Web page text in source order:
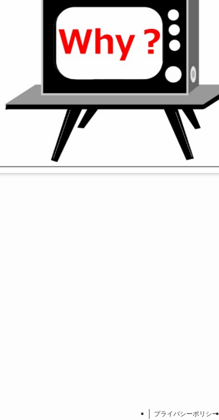
プライバシーポリシー